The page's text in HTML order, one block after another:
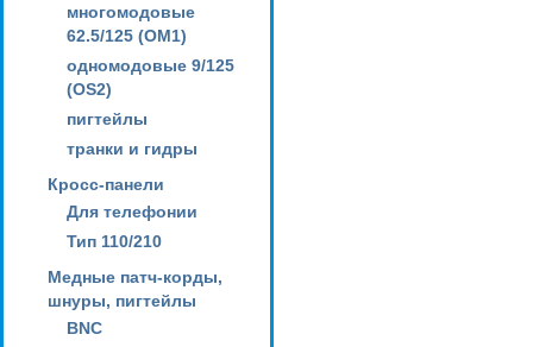
многомодовые
62.5/125 (OM1)
одномодовые 9/125
(OS2)
пигтейлы
транки и гидры
Кросс-панели
Для телефонии
Тип 110/210
Медные патч-корды,
шнуры, пигтейлы
BNC